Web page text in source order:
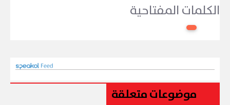
الكلمات المفتاحية
موضوعات متعلقة